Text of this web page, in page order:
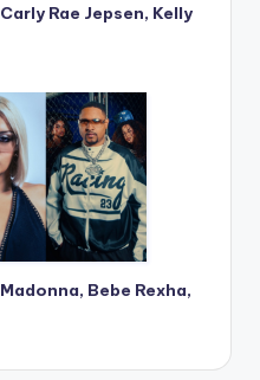
Rae Jepsen, Kelly
Bebe Rexha,